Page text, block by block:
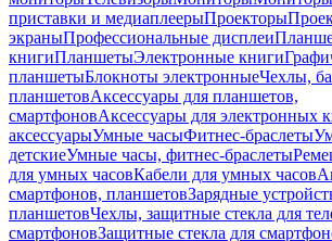
приставки и медиаплеерыПроекторы
экраныПрофессиональные дисплеи
книгиПланшетыЭлектронные книги
планшетыБлокноты электронныеЧехлы,
планшетовАксессуары для планшетов,
смартфоновАксессуары для электронных
аксессуарыУмные часыФитнес-браслеты
детскиеУмные часы, фитнес-браслеты
для умных часовКабели для умных часов
смартфонов, планшетовЗарядные
планшетовЧехлы, защитные стекла для
смартфоновЗащитные стекла для